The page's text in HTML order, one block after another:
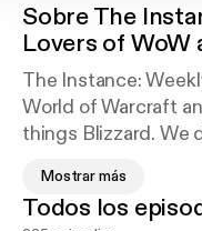
SobreThe
Lovers of WoW
The Instance:
World of Warcraft
things Blizzard. We
facts, news and
your favorite online
Mostrar más
Todos los